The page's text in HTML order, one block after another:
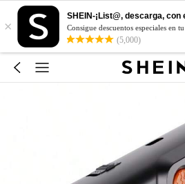
×
SHEIN-¡List@, descarga, con
Consigue descuentos especiales en
(5,000)